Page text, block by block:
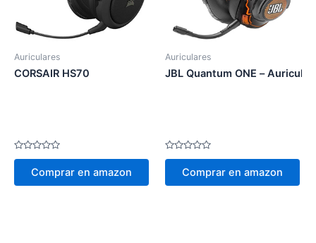
Auriculares
CORSAIR HS70
Valorado
de
Comprar en amazon
Auriculares
JBL Quantum ONE –
Valorado
de
Comprar en amazon